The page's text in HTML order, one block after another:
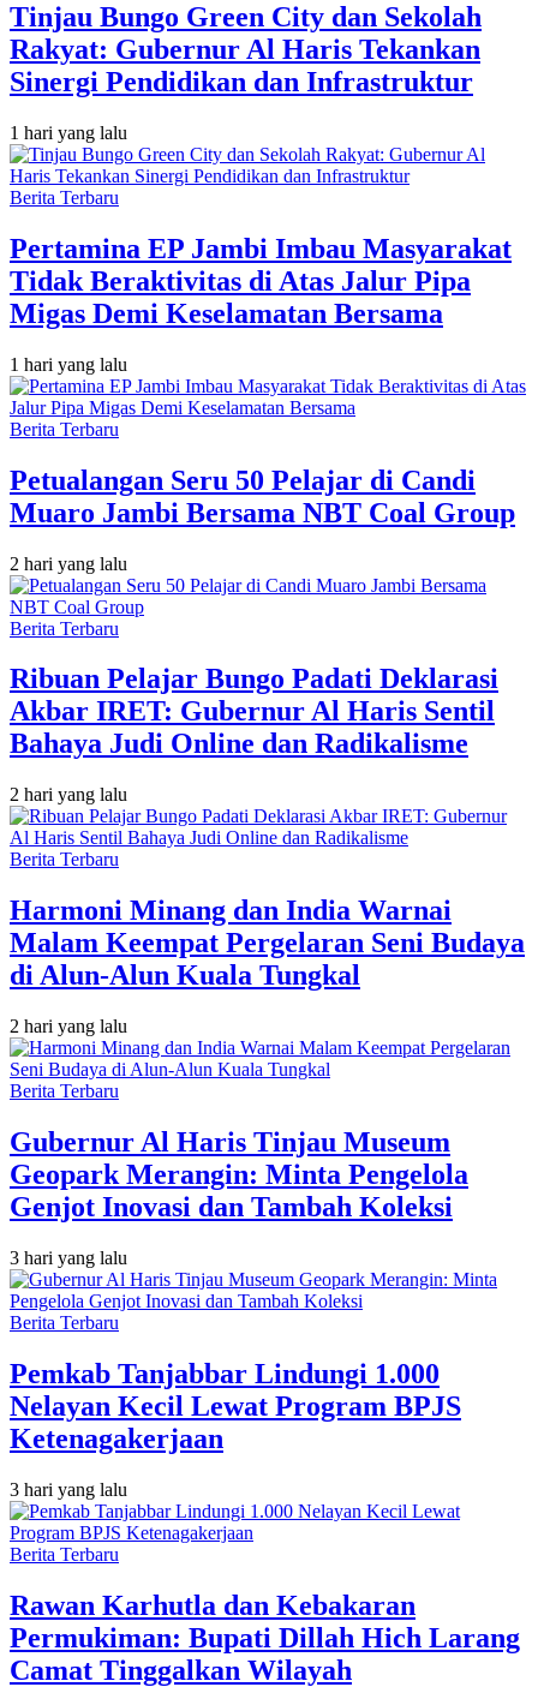
Tinjau Bungo Green City dan Sekolah
Rakyat: Gubernur Al Haris Tekankan
Sinergi Pendidikan dan Infrastruktur
1 hari yang lalu
Berita Terbaru
Pertamina EP Jambi Imbau Masyarakat
Tidak Beraktivitas di Atas Jalur Pipa
Migas Demi Keselamatan Bersama
1 hari yang lalu
Berita Terbaru
Petualangan Seru 50 Pelajar di Candi
Muaro Jambi Bersama NBT Coal Group
2 hari yang lalu
Berita Terbaru
Ribuan Pelajar Bungo Padati Deklarasi
Akbar IRET: Gubernur Al Haris Sentil
Bahaya Judi Online dan Radikalisme
2 hari yang lalu
Berita Terbaru
Harmoni Minang dan India Warnai
Malam Keempat Pergelaran Seni Budaya
di Alun-Alun Kuala Tungkal
2 hari yang lalu
Berita Terbaru
Gubernur Al Haris Tinjau Museum
Geopark Merangin: Minta Pengelola
Genjot Inovasi dan Tambah Koleksi
3 hari yang lalu
Berita Terbaru
Pemkab Tanjabbar Lindungi 1.000
Nelayan Kecil Lewat Program BPJS
Ketenagakerjaan
3 hari yang lalu
Berita Terbaru
Rawan Karhutla dan Kebakaran
Permukiman: Bupati Dillah Hich Larang
Camat Tinggalkan Wilayah